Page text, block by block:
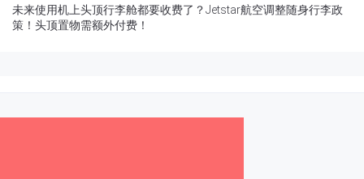
未来使用机上头顶行李舱都要收费了？Jetstar航空调整随身行李政
策！头顶置物需额外付费！